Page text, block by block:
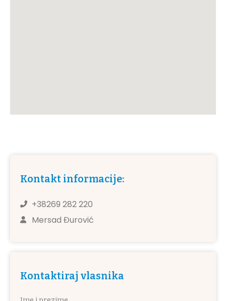
Kontakt informacije:
+38269 282 220
Mersad Đurović
Kontaktiraj vlasnika